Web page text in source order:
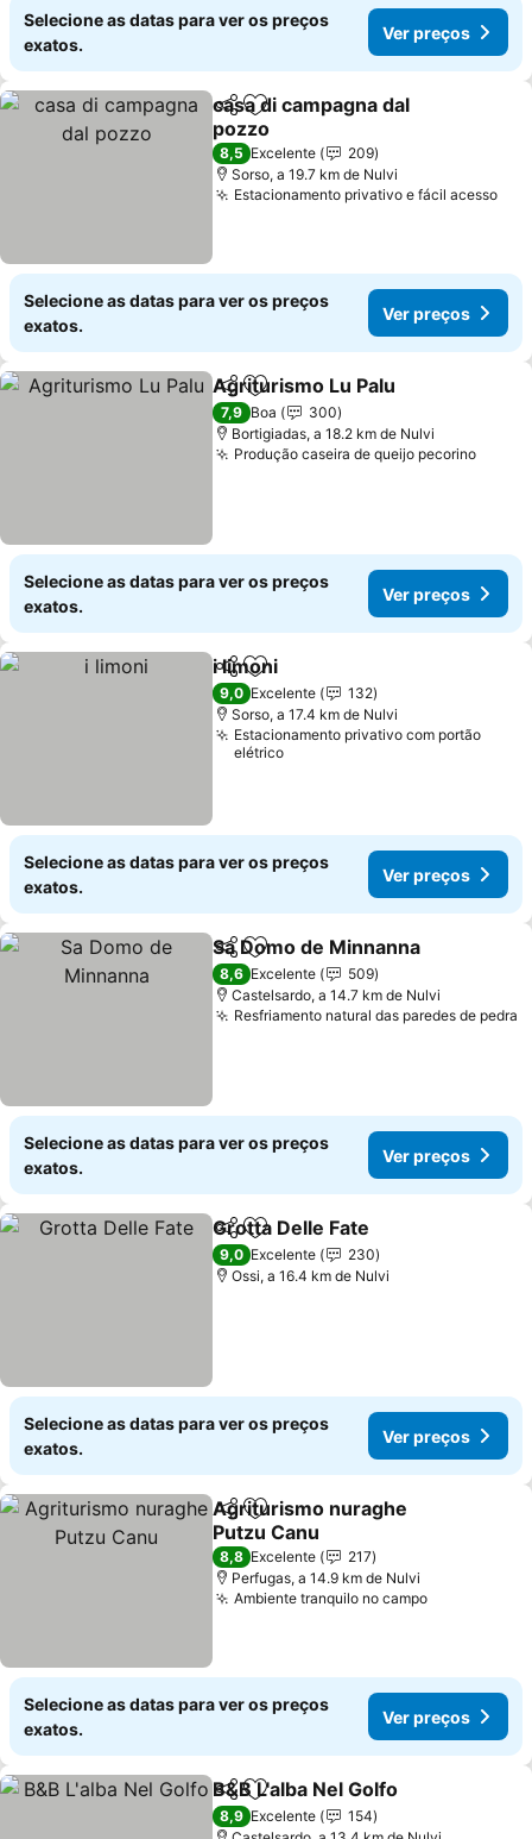
Selecione as datas para ver os preços
exatos.
Ver preços
PartilharAdicionar aos favoritos
casa di campagna dal
pozzo
8,5 Excelente
209
Sorso, a 19.7 km de Nulvi
Estacionamento privativo e fácil acesso
Selecione as datas para ver os preços
exatos.
Ver preços
PartilharAdicionar aos favoritos
Agriturismo Lu Palu
7,9 Boa
300
Bortigiadas, a 18.2 km de Nulvi
Produção caseira de queijo pecorino
Selecione as datas para ver os preços
exatos.
Ver preços
PartilharAdicionar aos favoritos
i limoni
9,0 Excelente
132
Sorso, a 17.4 km de Nulvi
Estacionamento privativo com portão
elétrico
Selecione as datas para ver os preços
exatos.
Ver preços
PartilharAdicionar aos favoritos
Sa Domo de Minnanna
8,6 Excelente
509
Castelsardo, a 14.7 km de Nulvi
Resfriamento natural das paredes de pedra
Selecione as datas para ver os preços
exatos.
Ver preços
PartilharAdicionar aos favoritos
Grotta Delle Fate
9,0 Excelente
230
Ossi, a 16.4 km de Nulvi
Selecione as datas para ver os preços
exatos.
Ver preços
PartilharAdicionar aos favoritos
Agriturismo nuraghe
Putzu Canu
8,8 Excelente
217
Perfugas, a 14.9 km de Nulvi
Ambiente tranquilo no campo
Selecione as datas para ver os preços
exatos.
Ver preços
PartilharAdicionar aos favoritos
B&B L'alba Nel Golfo
8,9 Excelente
154